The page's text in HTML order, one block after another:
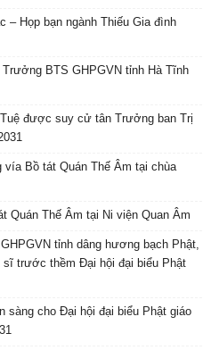
– Họp bạn ngành Thiếu Gia đình
BTS GHPGVN tỉnh Hà Tĩnh
được suy cử tân Trưởng ban Trị
Bồ tát Quán Thế Âm tại chùa
Quán Thế Âm tại Ni viện Quan Âm
tỉnh dâng hương bạch Phật,
sĩ trước thềm Đại hội đại biểu Phật
sàng cho Đại hội đại biểu Phật giáo